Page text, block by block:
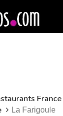
France
La Farigoule